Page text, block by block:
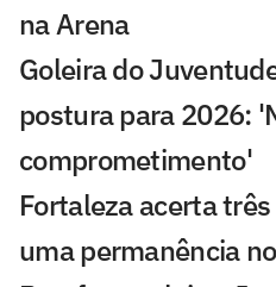
na Arena
Goleira do
postura para 2026:
comprometimento'
Fortaleza acerta
uma permanência